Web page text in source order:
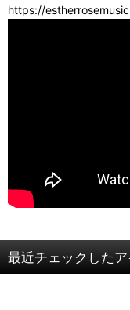
https://
最近チェックしたア